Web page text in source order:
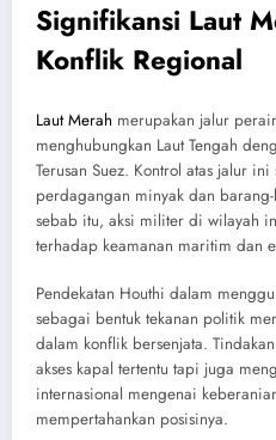
Signifikansi Laut
Konflik Regional
Laut Merah merupakan jalur
menghubungkan Laut Tengah
Terusan Suez. Kontrol atas jalur
perdagangan minyak dan
sebab itu, aksi militer di wilayah
terhadap keamanan maritim dan
Pendekatan Houthi dalam
sebagai bentuk tekanan politik
dalam konflik bersenjata.
akses kapal tertentu tapi juga
internasional mengenai
mempertahankan posisinya.